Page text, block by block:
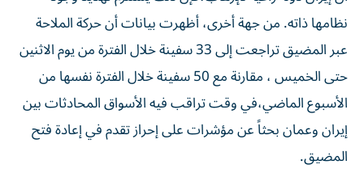
نظامها ذاته. من جهة أخرى، أظهرت بيانات أن حركة الملاحة
عبر المضيق تراجعت إلى 33 سفينة خلال الفترة من يوم الاثنين
حتى الخميس ، مقارنة مع 50 سفينة خلال الفترة نفسها من
الأسبوع الماضي،​في وقت تراقب فيه الأسواق المحادثات بين
إيران وعمان بحثاً ‌عن مؤشرات على إحراز ‌تقدم في إعادة فتح
المضيق.